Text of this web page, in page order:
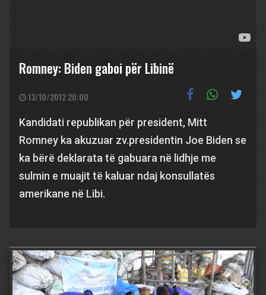
Romney: Biden gaboi për Libinë
13/10/2012 20:00
Kandidati republikan për president, Mitt
Romney ka akuzuar zv.presidentin Joe Biden se
ka bërë deklarata të gabuara në lidhje me
sulmin e muajit të kaluar ndaj konsullatës
amerikane në Libi.